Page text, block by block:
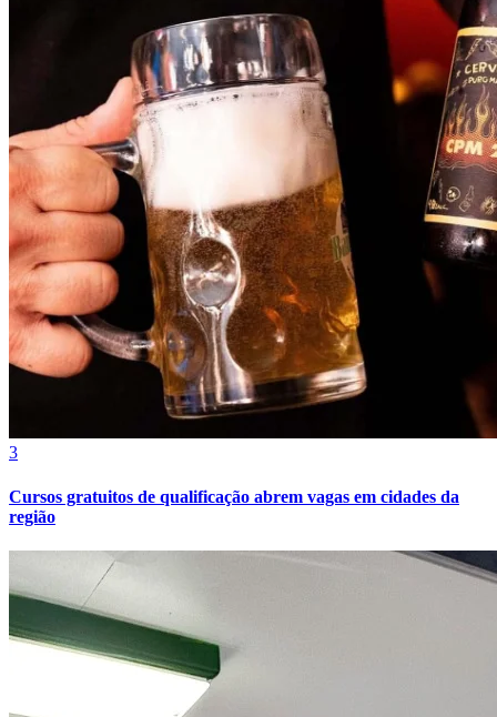
Botafogo
3
Cursos gratuitos de qualificação abrem vagas em cidades da
região